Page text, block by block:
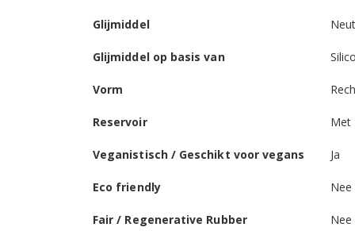
Glijmiddel
Glijmiddel op basis van
Vorm
Reservoir Met
Veganistisch / Geschikt voor vegans Ja
Eco friendly Nee
Fair / Regenerative Rubber Nee